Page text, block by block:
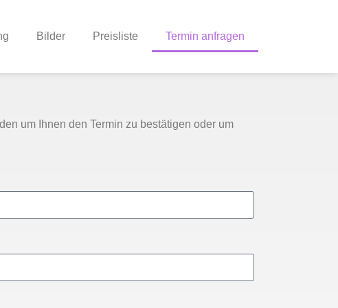
Bilder Preisliste Termin anfragen
um Ihnen den Termin zu bestätigen oder um